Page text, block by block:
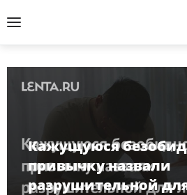
Кажущуюся
привычку назвали
разрушительной